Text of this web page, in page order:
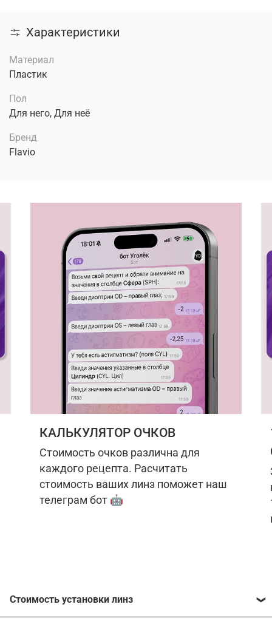
Характеристики
Материал
Пластик
Пол
Для него, Для неё
Бренд
Flavio
КАЛЬКУЛЯТОР ОЧКОВ
Стоимость очков различна для
каждого рецепта. Расчитать
стоимость ваших линз поможет наш
телеграм бот 🤖
Стоимость установки линз